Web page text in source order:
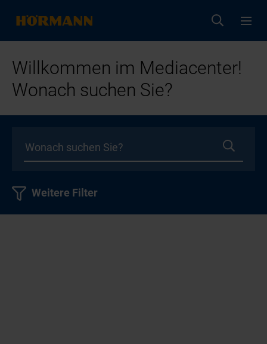
Willkommen im Mediacenter!
Wonach suchen Sie?
Weitere Filter